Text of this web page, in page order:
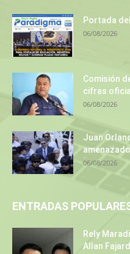
Portada
06/08/2026
Comisión
cifras
06/08/2026
Juan
06/08/2026
ENTRADAS
Rely
Allan